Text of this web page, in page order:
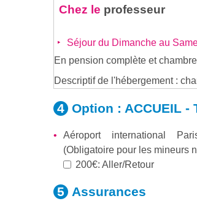
Chez le professeur
Séjour du Dimanche au
En pension complète et
Descriptif de l'hébergement :
Option : ACCUEIL -
Aéroport international
(Obligatoire pour les mineurs
200€: Aller/Retour
Assurances